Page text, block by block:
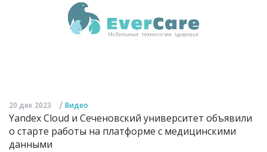
20 дек 2023 / Видео
Yandex Cloud и Сеченовский университет объявили
о старте работы на платформе с медицинскими
данными